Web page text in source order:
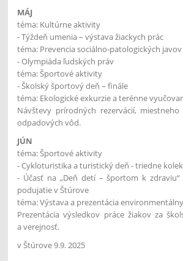
MÁJ
téma: Kultúrne aktivity
- Týždeň umenia – výstava žiackych prác
téma: Prevencia sociálno-patologických
- Olympiáda ľudských práv
téma: Športové aktivity
- Školský športový deň – finále
téma: Ekologické exkurzie a terénne
Návštevy prírodných rezervácií, miestneho
odpadových vôd.
JÚN
téma: Športové aktivity
- Cykloturistika a turistický deň - triedne
- Účasť na „Deň detí – športom k
podujatie v Štúrove
téma: Výstava a prezentácia
Prezentácia výsledkov práce žiakov za
a verejnosť.
v Štúrove 9.9. 2025